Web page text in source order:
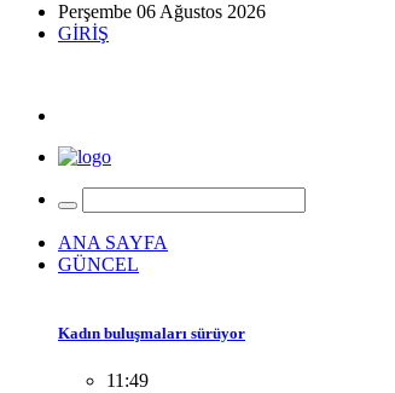
Perşembe 06 Ağustos 2026
GİRİŞ
ANA SAYFA
GÜNCEL
Kadın buluşmaları sürüyor
11:49